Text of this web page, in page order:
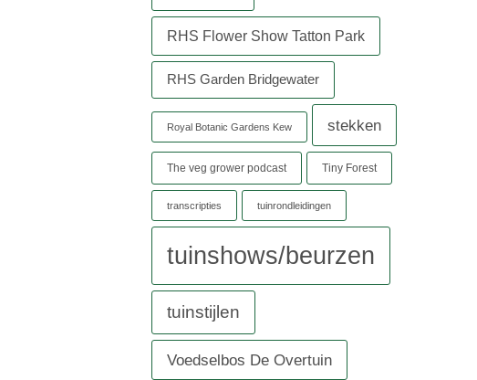
RHS Flower Show Tatton Park
RHS Garden Bridgewater
Royal Botanic Gardens Kew stekken
The veg grower podcast Tiny Forest
transcripties tuinrondleidingen
tuinshows/beurzen
tuinstijlen
Voedselbos De Overtuin